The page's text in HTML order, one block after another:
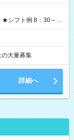
の大量募集
詳細へ